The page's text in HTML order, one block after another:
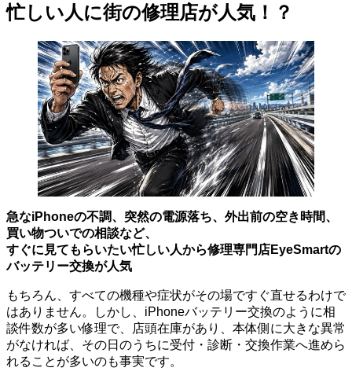
忙しい人に街の修理店が人気！？
急なiPhoneの不調、突然の電源落ち、外出前の空き時間、
買い物ついでの相談など、
すぐに見てもらいたい忙しい人から修理専門店EyeSmartの
バッテリー交換が人気
もちろん、すべての機種や症状がその場ですぐ直せるわけで
はありません。しかし、iPhoneバッテリー交換のように相
談件数が多い修理で、店頭在庫があり、本体側に大きな異常
がなければ、その日のうちに受付・診断・交換作業へ進めら
れることが多いのも事実です。